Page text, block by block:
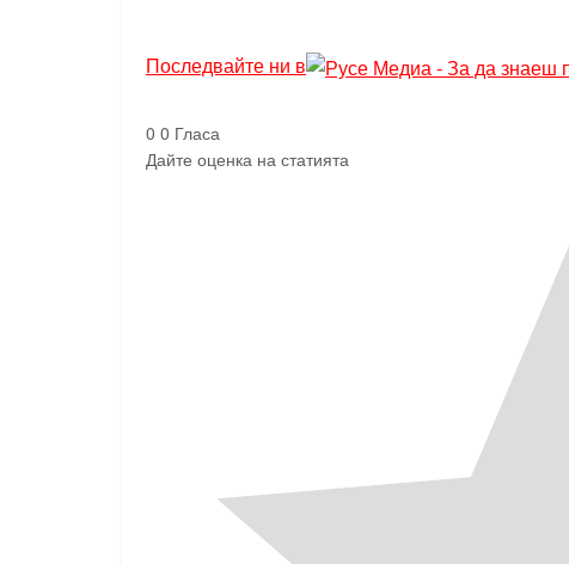
Последвайте ни в
0 0 Гласа
Дайте оценка на статията